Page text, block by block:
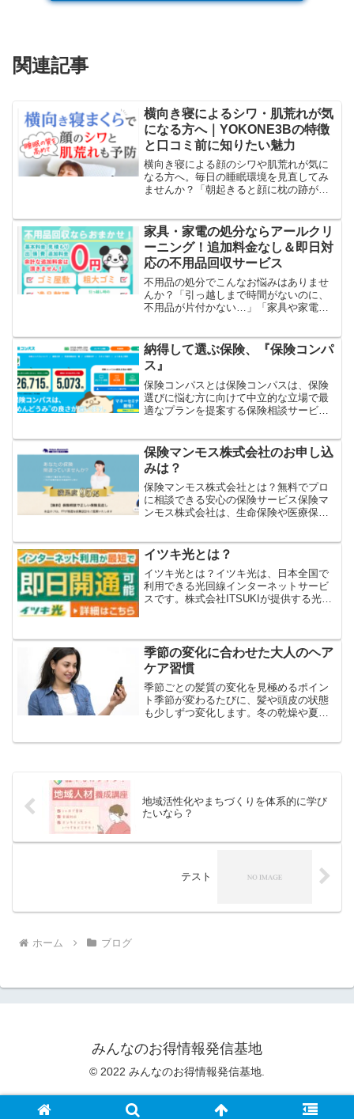
関連記事
横向き寝によるシワ・肌荒れが気
になる方へ｜YOKONE3Bの特徴
と口コミ前に知りたい魅力
横向き寝による顔のシワや肌荒れが気に
なる方へ。毎日の睡眠環境を見直してみ
ませんか？「朝起きると顔に枕の跡がく
る…」「肌荒れやニキビを少しでも防ぎ
たいけれど、寝方までは意識...
家具・家電の処分ならアールクリ
ーニング！追加料金なし＆即日対
応の不用品回収サービス
不用品の処分でこんなお悩みはありませ
んか？「引っ越しまで時間がないのに、
不用品が片付かない…」「家具や家電が
生しそうで不安。」「実家の片付けや遺
品整理をしたいけれど、ど...
納得して選ぶ保険、『保険コンパ
ス』
保険コンパスとは保険コンパスは、保険
選びに悩む方に向けて中立的な立場で最
適なプランを提案する保険相談サービス
は簡単ではありません。保険コンパスで
は、専門知識を持つアドバ...
保険マンモス株式会社のお申し込
みは？
保険マンモス株式会社とは？無料でプロ
に相談できる安心の保険サービス保険マ
ンモス株式会社は、生命保険や医療保
ている企業です。保険選びは複雑で、
「どれが自分に合っているのか...
イツキ光とは？
イツキ光とは？イツキ光は、日本全国で
利用できる光回線インターネットサービ
スです。株式会社ITSUKIが提供する光コ
活用し、快適で高速なインターネット環
境を提供してい...
季節の変化に合わせた大人のヘア
ケア習慣
季節ごとの髪質の変化を見極めるポイン
ト季節が変わるたびに、髪や頭皮の状態
も少しずつ変化します。冬の乾燥や夏の
地域活性化やまちづくりを体系的に学び
たいなら？
テスト
ホーム ブログ
みんなのお得情報発信基地
© 2022 みんなのお得情報発信基地.
特定商取引法に基づく表記 プライバシーポリシー